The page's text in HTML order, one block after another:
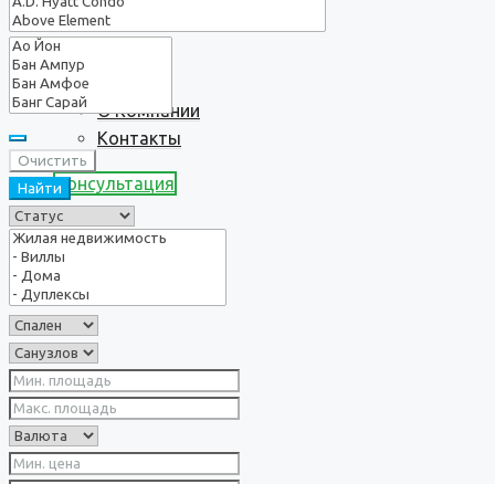
О нас
О Компании
Контакты
Консультация
Очистить
Найти